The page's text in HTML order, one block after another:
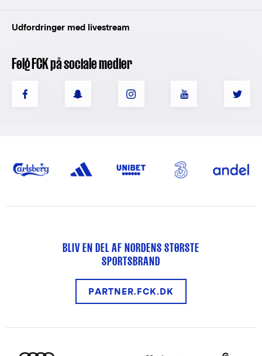
Udfordringer med livestream
Følg FCK på sociale medier
BLIV EN DEL AF NORDENS STØRSTE
SPORTSBRAND
PARTNER.FCK.DK